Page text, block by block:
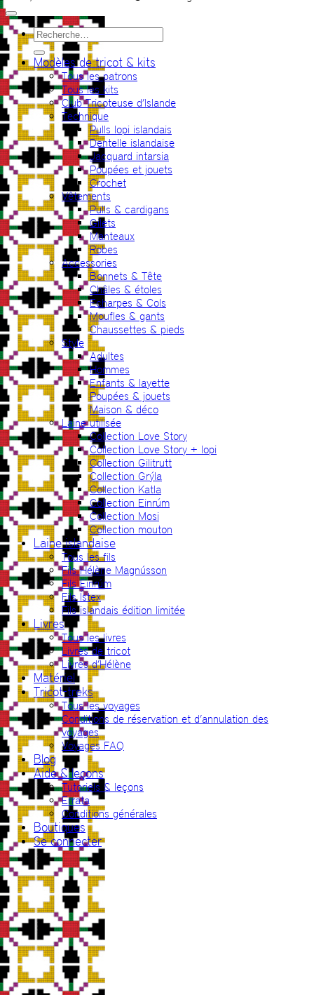
Recherche
pour :
Modèles de tricot & kits
Tous les patrons
Tous les kits
Club Tricoteuse d’Islande
Technique
Pulls lopi islandais
Dentelle islandaise
Jacquard intarsia
Poupées et jouets
Crochet
Vêtements
Pulls & cardigans
Gilets
Manteaux
Robes
Accessories
Bonnets & Tête
Châles & étoles
Echarpes & Cols
Moufles & gants
Chaussettes & pieds
Style
Adultes
Hommes
Enfants & layette
Poupées & jouets
Maison & déco
Laine utilisée
Collection Love Story
Collection Love Story + lopi
Collection Gilitrutt
Collection Grýla
Collection Katla
Collection Einrúm
Collection Mosi
Collection mouton
Laine islandaise
Tous les fils
Fils Hélène Magnússon
Fils Einrúm
Fils Ístex
Fils islandais édition limitée
Livres
Tous les livres
Livres de tricot
Livres d’Hélène
Matériel
Tricot-treks
Tous les voyages
Conditions de réservation et d’annulation des
voyages
Voyages FAQ
Blog
Aide & leçons
Tutoriels & leçons
Errata
Conditions générales
Boutiques
Se connecter